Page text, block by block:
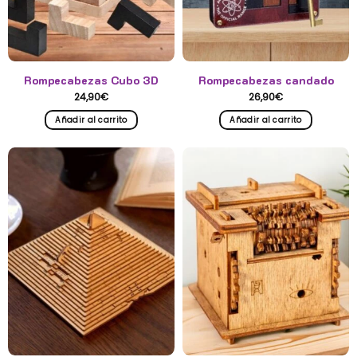
la
página
de
producto
Rompecabezas Cubo 3D
24,90€
Añadir al carrito
Rompecabezas candado
26,90€
Añadir al carrito